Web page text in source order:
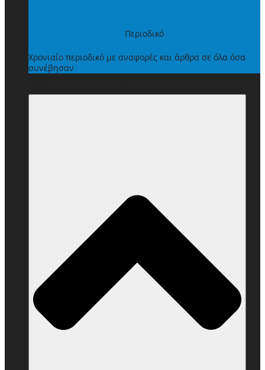
Περιοδικό
Χρονιαίο περιοδικό με αναφορές και άρθρα σε όλα όσα
συνέβησαν